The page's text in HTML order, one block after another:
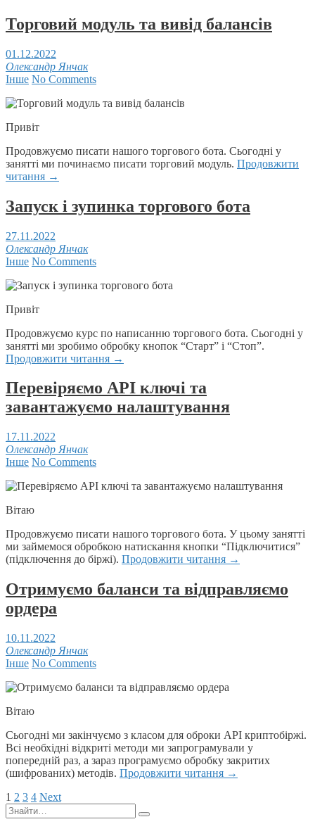
Торговий модуль та вивід балансів
01.12.2022
Олександр Янчак
Інше No Comments
Привіт
Продовжуємо писати нашого торгового бота. Сьогодні у
занятті ми починаємо писати торговий модуль. Продовжити
читання →
Запуск і зупинка торгового бота
27.11.2022
Олександр Янчак
Інше No Comments
Привіт
Продовжуємо курс по написанню торгового бота. Сьогодні у
занятті ми зробимо обробку кнопок “Старт” і “Стоп”.
Продовжити читання →
Перевіряємо API ключі та
завантажуємо налаштування
17.11.2022
Олександр Янчак
Інше No Comments
Вітаю
Продовжуємо писати нашого торгового бота. У цьому занятті
ми займемося обробкою натискання кнопки “Підключитися”
(підключення до біржі). Продовжити читання →
Отримуємо баланси та відправляємо
ордера
10.11.2022
Олександр Янчак
Інше No Comments
Вітаю
Сьогодні ми закінчуємо з класом для оброки API криптобіржі.
Всі необхідні відкриті методи ми запрограмували у
попередній раз, а зараз програмуємо обробку закритих
(шифрованих) методів. Продовжити читання →
Пагінація
записів
1 2 3 4 Next
Пошук: